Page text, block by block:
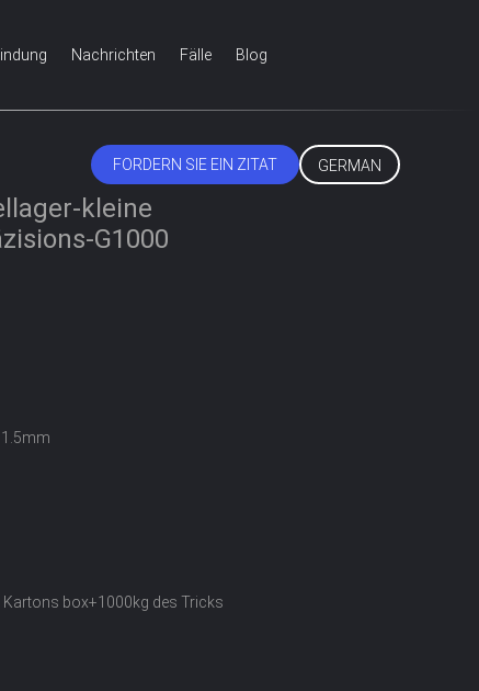
Nachrichten Fälle Blog
FORDERN SIE EIN ZITAT GERMAN
kleine
G1000
Kartons box+1000kg des Tricks